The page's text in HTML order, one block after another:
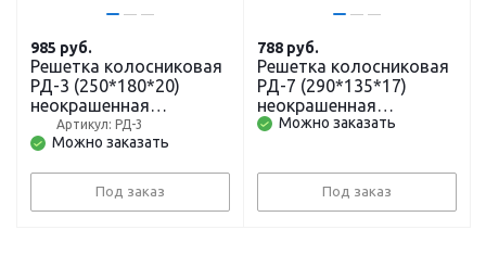
Решетка колосниковая
РД-3 (250*180*20)
неокрашенная
Рубцовск
Можно заказать
Артикул: РД-3
985 руб.
Под заказ
Решетка колосниковая
РД-7 (290*135*17)
неокрашенная
Рубцовск
Можно заказать
788 руб.
Под заказ